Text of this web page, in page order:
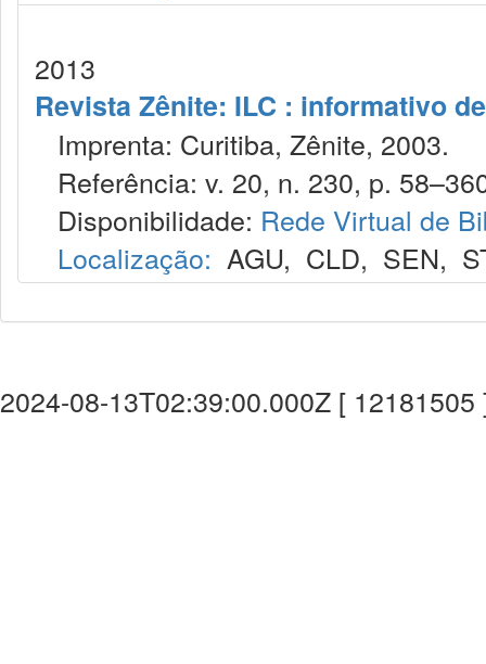
2013
Revista Zênite: ILC : informativo
Imprenta: Curitiba, Zênite, 2003.
Referência: v. 20, n. 230, p.
Disponibilidade: Rede Virtual de
Localização: AGU, CLD, SEN,
2024-08-13T02:39:00.000Z [ 12181505